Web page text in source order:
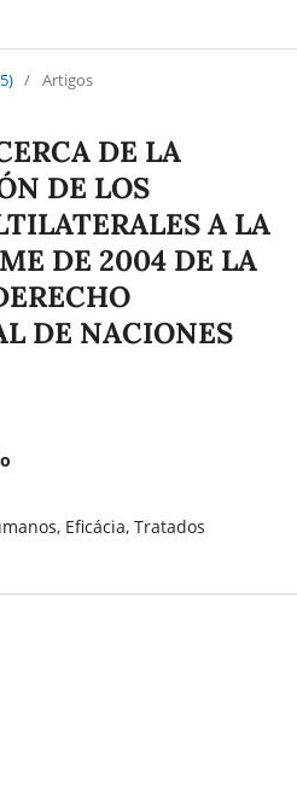
/ Artigos
DE LA
DE LOS
A LA
DE 2004 DE LA
DE NACIONES
Eficácia, Tratados